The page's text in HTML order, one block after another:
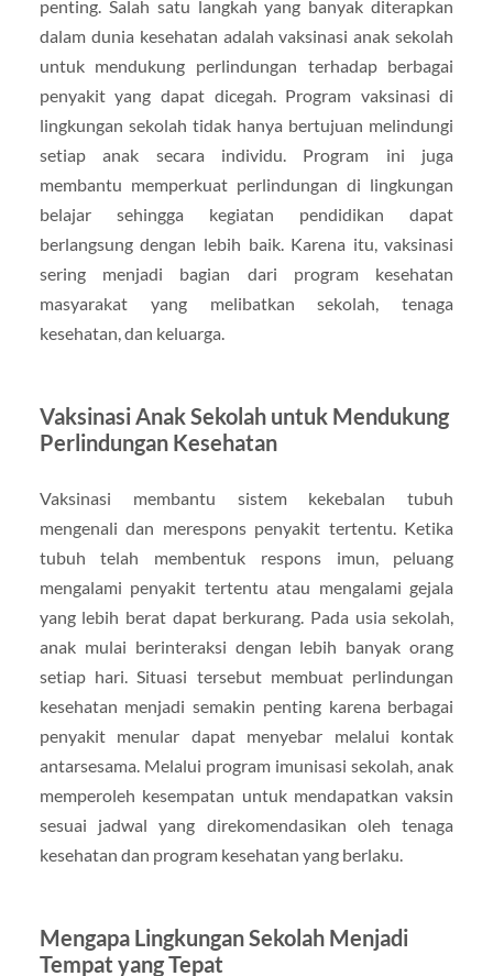
penting. Salah satu langkah yang banyak diterapkan
dalam dunia kesehatan adalah vaksinasi anak sekolah
untuk mendukung perlindungan terhadap berbagai
penyakit yang dapat dicegah. Program vaksinasi di
lingkungan sekolah tidak hanya bertujuan melindungi
setiap anak secara individu. Program ini juga
membantu memperkuat perlindungan di lingkungan
belajar sehingga kegiatan pendidikan dapat
berlangsung dengan lebih baik. Karena itu, vaksinasi
sering menjadi bagian dari program kesehatan
masyarakat yang melibatkan sekolah, tenaga
kesehatan, dan keluarga.
Vaksinasi Anak Sekolah untuk Mendukung
Perlindungan Kesehatan
Vaksinasi membantu sistem kekebalan tubuh
mengenali dan merespons penyakit tertentu. Ketika
tubuh telah membentuk respons imun, peluang
mengalami penyakit tertentu atau mengalami gejala
yang lebih berat dapat berkurang. Pada usia sekolah,
anak mulai berinteraksi dengan lebih banyak orang
setiap hari. Situasi tersebut membuat perlindungan
kesehatan menjadi semakin penting karena berbagai
penyakit menular dapat menyebar melalui kontak
antarsesama. Melalui program imunisasi sekolah, anak
memperoleh kesempatan untuk mendapatkan vaksin
sesuai jadwal yang direkomendasikan oleh tenaga
kesehatan dan program kesehatan yang berlaku.
Mengapa Lingkungan Sekolah Menjadi
Tempat yang Tepat